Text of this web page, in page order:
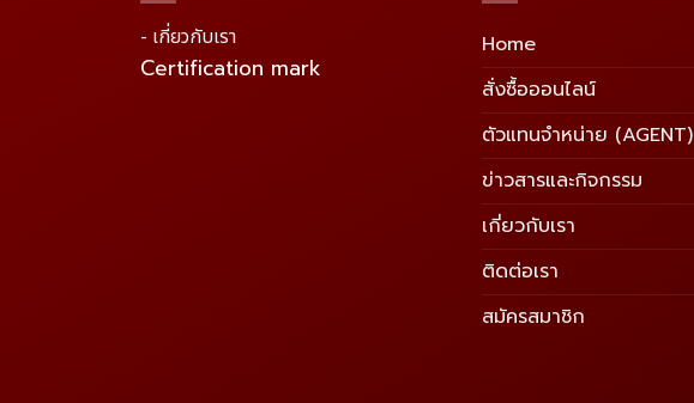
- เกี่ยวกับเรา
Certification mark
Home
สั่งซื้อออนไลน์
ตัวแทนจำหน่าย (AGENT)
ข่าวสารและกิจกรรม
เกี่ยวกับเรา
ติดต่อเรา
สมัครสมาชิก